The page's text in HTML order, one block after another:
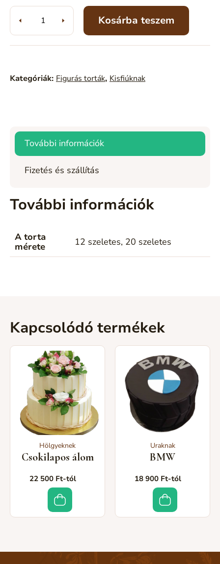
Kosárba teszem
Kategóriák: Figurás torták, Kisfiúknak
További információk
Fizetés és szállítás
További információk
A torta
mérete
12 szeletes, 20 szeletes
Kapcsolódó termékek
Hölgyeknek
Csokilapos álom
22 500 Ft-tól
Uraknak
BMW
18 900 Ft-tól